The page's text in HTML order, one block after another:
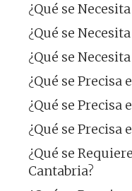
¿Qué se
¿Qué se
¿Qué se
¿Qué se Precisa
¿Qué se Precisa
¿Qué se Precisa
¿Qué se
Cantabria?